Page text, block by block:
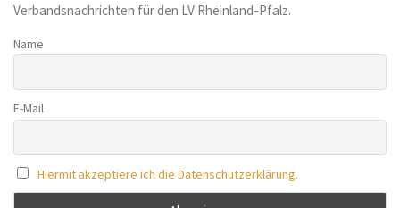
Verbandsnachrichten für den LV Rheinland-Pfalz.
Name
E-Mail
Hiermit akzeptiere ich die Datenschutzerklärung.